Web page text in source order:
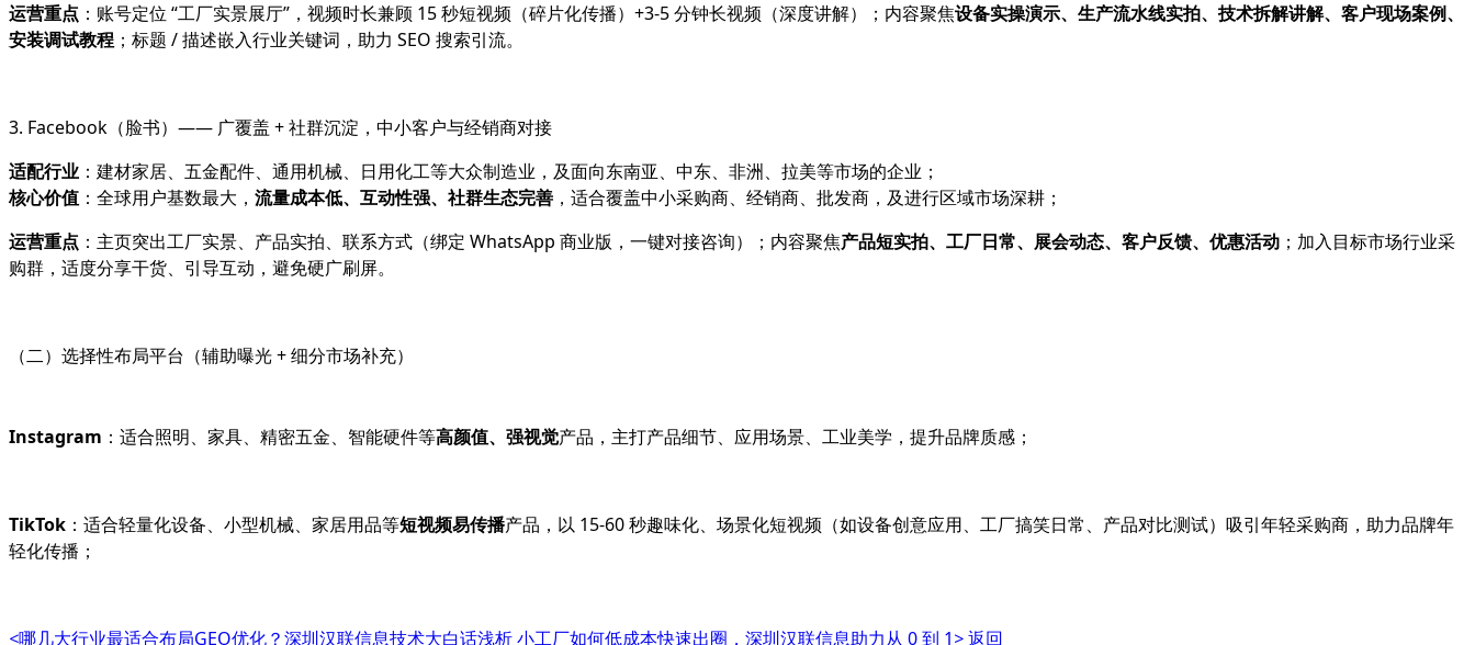
运营重点 ：账号定位 “工厂实景展厅”，视频时长兼顾 15 秒短视频（碎片化传播）+3-5 分钟长视频（深度讲解）；内容聚焦设备实操演示、生产流水线实拍、技术拆解讲解、客户现场案例、
安装调试教程；标题 / 描述嵌入行业关键词，助力 SEO 搜索引流。
3. Facebook（脸书）—— 广覆盖 + 社群沉淀，中小客户与经销商对接
适配行业 ：建材家居、五金配件、通用机械、日用化工等大众制造业，及面向东南亚、中东、非洲、拉美等市场的企业；
核心价值：全球用户基数最大， 流量成本低、互动性强、社群生态完善 ，适合覆盖中小采购商、经销商、批发商，及进行区域市场深耕；
运营重点 ：主页突出工厂实景、产品实拍、联系方式（绑定 WhatsApp 商业版，一键对接咨询）；内容聚焦产品短实拍、工厂日常、展会动态、客户反馈、优惠活动 ；加入目标市场行业采
购群，适度分享干货、引导互动，避免硬广刷屏。
（二）选择性布局平台（辅助曝光 + 细分市场补充）
Instagram ：适合照明、家具、精密五金、智能硬件等高颜值、强视觉产品，主打产品细节、应用场景、工业美学，提升品牌质感；
TikTok ：适合轻量化设备、小型机械、家居用品等短视频易传播产品，以 15-60 秒趣味化、场景化短视频（如设备创意应用、工厂搞笑日常、产品对比测试）吸引年轻采购商，助力品牌年
轻化传播；
<哪几大行业最适合布局GEO优化？深圳汉联信息技术大白话浅析小工厂如何低成本快速出圈，深圳汉联信息助力从 0 到 1>返回